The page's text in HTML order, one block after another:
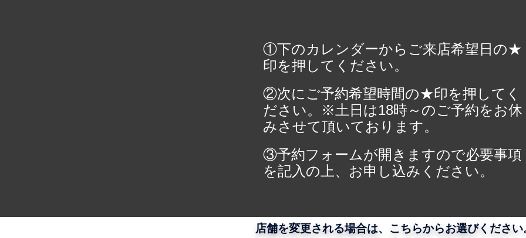
①下のカレンダーからご来店希望日の★
印を押してください。
②次にご予約希望時間の★印を押してく
ださい。※土日は18時～のご予約をお休
みさせて頂いております。
③予約フォームが開きますので必要事項
を記入の上、お申し込みください。
店舗を変更される場合は、こちらからお選びください